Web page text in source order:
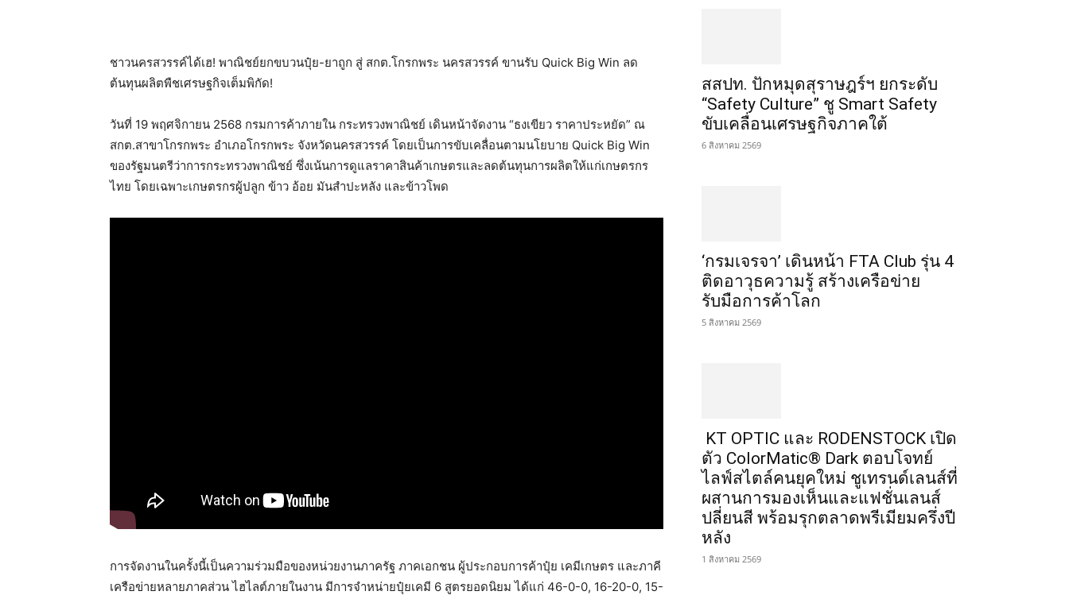
ชาวนครสวรรค์ได้เฮ! พาณิชย์ยกขบวนปุ๋ย-ยาถูก สู่ สกต.โกรกพระ นครสวรรค์ ขานรับ Quick Big Win ลด
ต้นทุนผลิตพืชเศรษฐกิจเต็มพิกัด!
วันที่ 19 พฤศจิกายน 2568 กรมการค้าภายใน กระทรวงพาณิชย์ เดินหน้าจัดงาน “ธงเขียว ราคาประหยัด” ณ
สกต.สาขาโกรกพระ อำเภอโกรกพระ จังหวัดนครสวรรค์ โดยเป็นการขับเคลื่อนตามนโยบาย Quick Big Win
ของรัฐมนตรีว่าการกระทรวงพาณิชย์ ซึ่งเน้นการดูแลราคาสินค้าเกษตรและลดต้นทุนการผลิตให้แก่เกษตรกร
ไทย โดยเฉพาะเกษตรกรผู้ปลูก ข้าว อ้อย มันสำปะหลัง และข้าวโพด
การจัดงานในครั้งนี้เป็นความร่วมมือของหน่วยงานภาครัฐ ภาคเอกชน ผู้ประกอบการค้าปุ๋ย เคมีเกษตร และภาคี
เครือข่ายหลายภาคส่วน ไฮไลต์ภายในงาน มีการจำหน่ายปุ๋ยเคมี 6 สูตรยอดนิยม ได้แก่ 46-0-0, 16-20-0, 15-
สสปท. ปักหมุดสุราษฎร์ฯ ยกระดับ
“Safety Culture” ชู Smart Safety
ขับเคลื่อนเศรษฐกิจภาคใต้
6 สิงหาคม 2569
‘กรมเจรจา’ เดินหน้า FTA Club รุ่น 4
ติดอาวุธความรู้ สร้างเครือข่าย
รับมือการค้าโลก
5 สิงหาคม 2569
KT OPTIC และ RODENSTOCK เปิด
ตัว ColorMatic® Dark ตอบโจทย์
ไลฟ์สไตล์คนยุคใหม่ ชูเทรนด์เลนส์ที่
ผสานการมองเห็นและแฟชั่นเลนส์
ปลี่ยนสี พร้อมรุกตลาดพรีเมียมครึ่งปี
หลัง
1 สิงหาคม 2569